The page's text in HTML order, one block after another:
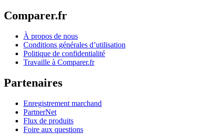
Comparer.fr
À propos de nous
Conditions générales d’utilisation
Politique de confidentialité
Travaille à Comparer.fr
Partenaires
Enregistrement marchand
PartnerNet
Flux de produits
Foire aux questions